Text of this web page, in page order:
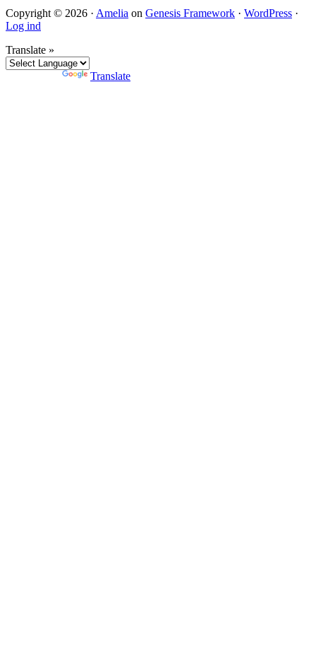
Copyright © 2026 · Amelia on Genesis Framework · WordPress ·
Log ind
Translate »
Translate